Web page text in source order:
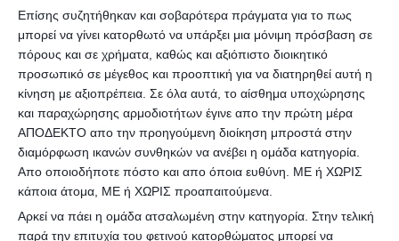
Επίσης συζητήθηκαν και σοβαρότερα πράγματα για το πως
μπορεί να γίνει κατορθωτό να υπάρξει μια μόνιμη πρόσβαση σε
πόρους και σε χρήματα, καθώς και αξιόπιστο διοικητικό
προσωπικό σε μέγεθος και προοπτική για να διατηρηθεί αυτή η
κίνηση με αξιοπρέπεια. Σε όλα αυτά, το αίσθημα υποχώρησης
και παραχώρησης αρμοδιοτήτων έγινε απο την πρώτη μέρα
ΑΠΟΔΕΚΤΟ απο την προηγούμενη διοίκηση μπροστά στην
διαμόρφωση ικανών συνθηκών να ανέβει η ομάδα κατηγορία.
Απο οποιοδήποτε πόστο και απο όποια ευθύνη. ΜΕ ή ΧΩΡΙΣ
κάποια άτομα, ΜΕ ή ΧΩΡΙΣ προαπαιτούμενα.
Αρκεί να πάει η ομάδα ατσαλωμένη στην κατηγορία. Στην τελική
παρά την επιτυχία του φετινού κατορθώματος μπορεί να